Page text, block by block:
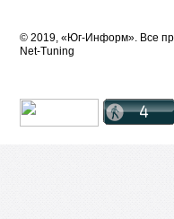
© 2019, «Юг-Информ». Все
Net-Tuning